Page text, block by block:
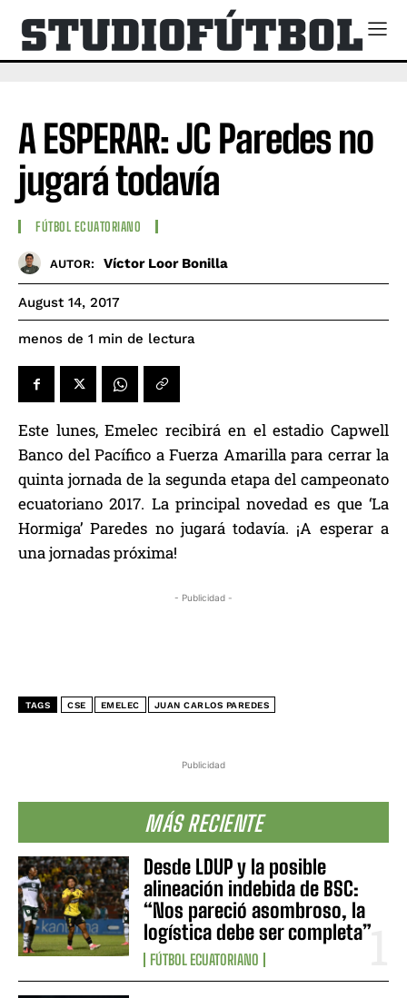
Publicidad
MÁS RECIENTE
Desde LDUP y la posible
alineación indebida de BSC:
“Nos pareció asombroso, la
logística debe ser completa”
FÚTBOL ECUATORIANO
A ESPERAR: JC Paredes no
jugará todavía
FÚTBOL ECUATORIANO
AUTOR: Víctor Loor Bonilla
August 14, 2017
menos de 1 min de lectura
Este lunes, Emelec recibirá en el estadio Capwell
Banco del Pacífico a Fuerza Amarilla para cerrar la
quinta jornada de la segunda etapa del campeonato
ecuatoriano 2017. La principal novedad es que ‘La
Hormiga’ Paredes no jugará todavía. ¡A esperar a
una jornadas próxima!
- Publicidad -
TAGS CSE EMELEC JUAN CARLOS PAREDES